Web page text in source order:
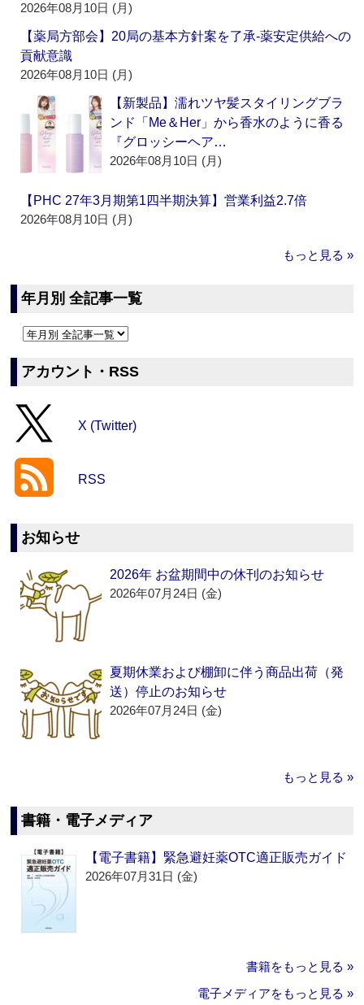
2026年08月10日 (月)
【薬局方部会】20局の基本方針案を了承‐薬安定供給への
貢献意識
2026年08月10日 (月)
【新製品】濡れツヤ髪スタイリングブラ
ンド「Me＆Her」から香水のように香る
『グロッシーヘア…
2026年08月10日 (月)
【PHC 27年3月期第1四半期決算】営業利益2.7倍
2026年08月10日 (月)
もっと見る »
年月別 全記事一覧
アカウント・RSS
X (Twitter)
RSS
お知らせ
2026年 お盆期間中の休刊のお知らせ
2026年07月24日 (金)
夏期休業および棚卸に伴う商品出荷（発
送）停止のお知らせ
2026年07月24日 (金)
もっと見る »
書籍・電子メディア
【電子書籍】緊急避妊薬OTC適正販売ガイド
2026年07月31日 (金)
書籍をもっと見る »
電子メディアをもっと見る »